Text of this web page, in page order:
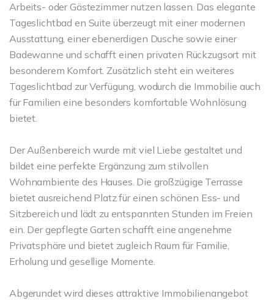
Arbeits- oder Gästezimmer nutzen lassen. Das elegante
Tageslichtbad en Suite überzeugt mit einer modernen
Ausstattung, einer ebenerdigen Dusche sowie einer
Badewanne und schafft einen privaten Rückzugsort mit
besonderem Komfort. Zusätzlich steht ein weiteres
Tageslichtbad zur Verfügung, wodurch die Immobilie auch
für Familien eine besonders komfortable Wohnlösung
bietet.
Der Außenbereich wurde mit viel Liebe gestaltet und
bildet eine perfekte Ergänzung zum stilvollen
Wohnambiente des Hauses. Die großzügige Terrasse
bietet ausreichend Platz für einen schönen Ess- und
Sitzbereich und lädt zu entspannten Stunden im Freien
ein. Der gepflegte Garten schafft eine angenehme
Privatsphäre und bietet zugleich Raum für Familie,
Erholung und gesellige Momente.
Abgerundet wird dieses attraktive Immobilienangebot